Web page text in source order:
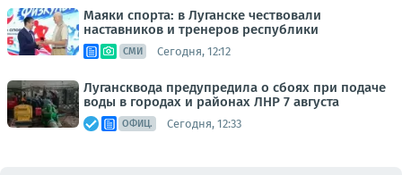
Маяки спорта: в Луганске чествовали
наставников и тренеров республики
СМИ Сегодня, 12:12
Лугансквода предупредила о сбоях при подаче
воды в городах и районах ЛНР 7 августа
ОФИЦ. Сегодня, 12:33